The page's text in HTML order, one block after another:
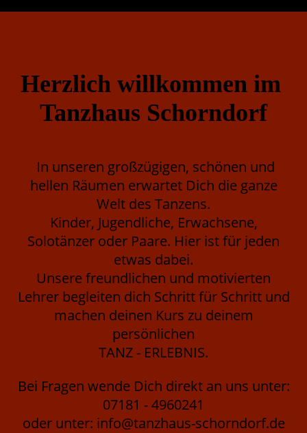
Herzlich willkommen im
Tanzhaus Schorndorf
In unseren großzügigen, schönen und
hellen Räumen erwartet Dich die ganze
Welt des Tanzens.
Kinder, Jugendliche, Erwachsene,
Solotänzer oder Paare. Hier ist für jeden
etwas dabei.
Unsere freundlichen und motivierten
Lehrer begleiten dich Schritt für Schritt und
machen deinen Kurs zu deinem
persönlichen
TANZ - ERLEBNIS.
Bei Fragen wende Dich direkt an uns unter:
07181 - 4960241
oder unter: info@tanzhaus-schorndorf.de